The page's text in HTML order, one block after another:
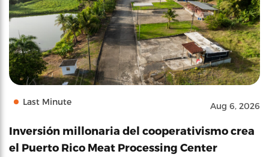
Last Minute Aug 6, 2026
Inversión millonaria del cooperativismo crea
el Puerto Rico Meat Processing Center